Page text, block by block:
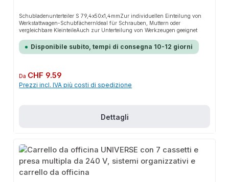
Schubladenunterteiler S 79,4x50x1,4mmZur individuellen Einteilung von
Werkstattwagen-SchubfächernIdeal für Schrauben, Muttern oder
vergleichbare KleinteileAuch zur Unterteilung von Werkzeugen geeignet
Disponibile subito, tempi di consegna 10-12 giorni
Prezzo normale:
Da CHF 9.59
Prezzi incl. IVA più costi di spedizione
Dettagli